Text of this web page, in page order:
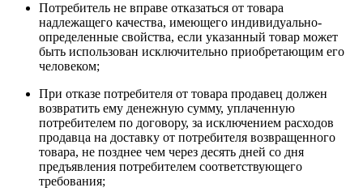
Потребитель не вправе отказаться от товара
надлежащего качества, имеющего индивидуально-
определенные свойства, если указанный товар может
быть использован исключительно приобретающим его
человеком;
При отказе потребителя от товара продавец должен
возвратить ему денежную сумму, уплаченную
потребителем по договору, за исключением расходов
продавца на доставку от потребителя возвращенного
товара, не позднее чем через десять дней со дня
предъявления потребителем соответствующего
требования;